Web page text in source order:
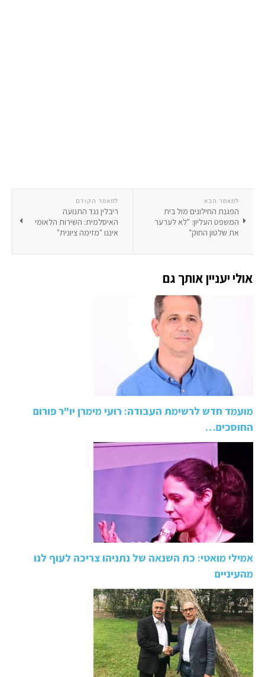
למאמר הקודם
ריבלין נגד התנועה
האיסלמית: השירות הלאומי
איננו "מזימה ציונית"
למאמר הבא
הפגנת החילונים מול בית
המשפט העליון: "לא לערער
את שלטון החוק"
אולי יעניין אותך גם
מועמד חדש לרשימת העבודה: רועי מימרן יו"ר פורום
החוסכים…
אמילי מואטי: כת השנאה של נתניהו צריכה לעוף לנו
מהעיניים